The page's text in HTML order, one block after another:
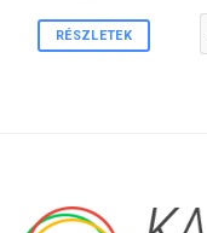
RÉSZLETEK